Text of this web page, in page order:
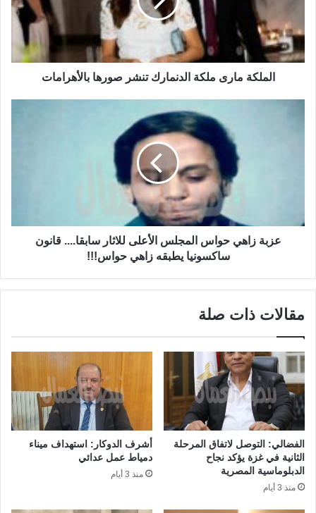
الملكة مارى ملكة الدنمارك تنشر صورها بالأهرامات
عزبة زاهي حواس المجلس الأعلى للاثار سابقا.... قانون
ساكسونيا يطبقه زاهي حواس!!!
مقالات ذات صلة
الفضالي: التوصل لاتفاق المرحلة
الثانية في غزة يؤكد نجاح
الدبلوماسية المصرية
منذ 3 أيام
أشرف الدوكار: استهداف ميناء
دمياط عمل عدائي
منذ 3 أيام